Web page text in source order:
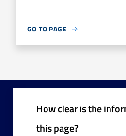
GO TO PAGE
How clear is the
this page?